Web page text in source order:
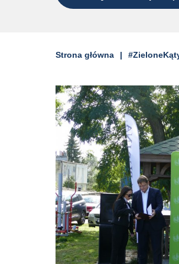
Strona główna